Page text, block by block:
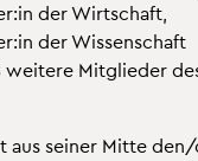
der Wirt­schaft,
der Wis­sen­schaft
wei­te­re Mit­glie­der
aus sei­ner Mitte